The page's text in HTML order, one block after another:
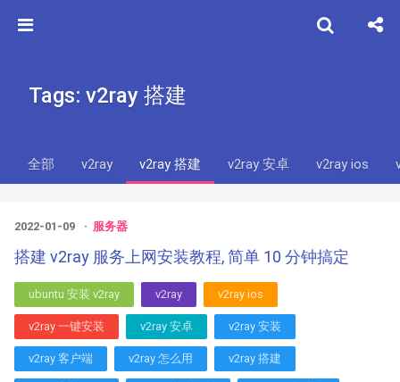
Tags: v2ray 搭建
全部 v2ray v2ray 搭建 v2ray 安卓 v2ray ios
2022-01-09 服务器
搭建 v2ray 服务上网安装教程, 简单 10 分钟搞定
ubuntu 安装 v2ray v2ray v2ray ios
v2ray 一键安装 v2ray 安卓 v2ray 安装
v2ray 客户端 v2ray 怎么用 v2ray 搭建